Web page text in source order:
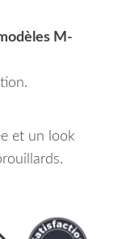
M-
et un look